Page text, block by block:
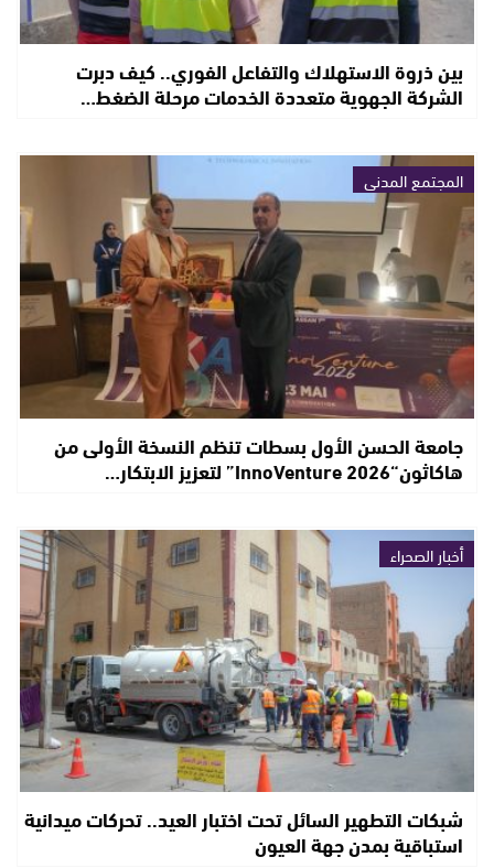
بين ذروة الاستهلاك والتفاعل الفوري.. كيف دبرت
الشركة الجهوية متعددة الخدمات مرحلة الضغط…
المجتمع المدني
جامعة الحسن الأول بسطات تنظم النسخة الأولى من
هاكاثون“InnoVenture 2026” لتعزيز الابتكار…
أخبار الصحراء
شبكات التطهير السائل تحت اختبار العيد.. تحركات ميدانية
استباقية بمدن جهة العيون